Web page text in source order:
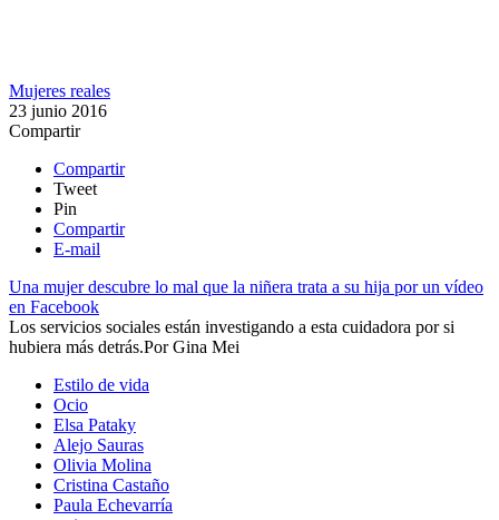
Mujeres reales
23 junio 2016
Compartir
Compartir
Tweet
Pin
Compartir
E-mail
Una mujer descubre lo mal que la niñera trata a su hija por un vídeo
en Facebook
Los servicios sociales están investigando a esta cuidadora por si
hubiera más detrás.​PorGina Mei
Estilo de vida
Ocio
Elsa Pataky
Alejo Sauras
Olivia Molina
Cristina Castaño
Paula Echevarría